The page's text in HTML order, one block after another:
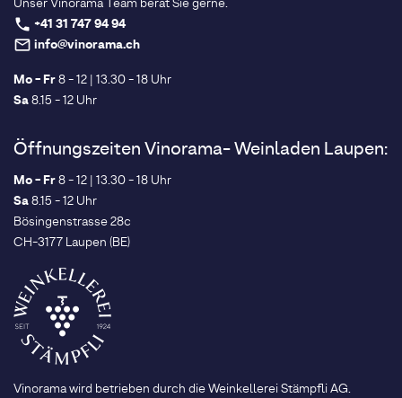
Unser Vinorama Team berät Sie gerne.
phone +41 31 747 94 94
mail_outline info@vinorama.ch
Mo - Fr8 - 12 | 13.30 - 18 Uhr
Sa8.15 - 12 Uhr
Öffnungszeiten Vinorama- Weinladen Laupen:
Mo - Fr8 - 12 | 13.30 - 18 Uhr
Sa8.15 - 12 Uhr
Bösingenstrasse 28c
CH-3177 Laupen (BE)
Vinorama wird betrieben durch die Weinkellerei Stämpfli AG.